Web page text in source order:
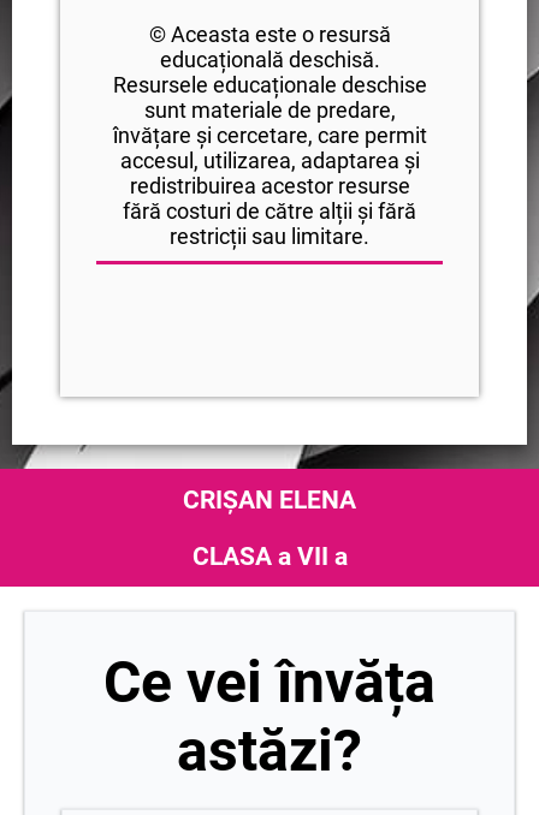
© Aceasta este o resursă
educațională deschisă.
Resursele educaționale deschise
sunt materiale de predare,
învățare și cercetare, care permit
accesul, utilizarea, adaptarea și
redistribuirea acestor resurse
fără costuri de către alții și fără
restricții sau limitare.
CRIȘAN ELENA
CLASA a VII a
Ce vei învăța
astăzi?